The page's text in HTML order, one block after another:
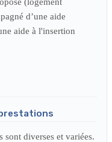
d’une aide
aide à l'insertion
diverses et variées.